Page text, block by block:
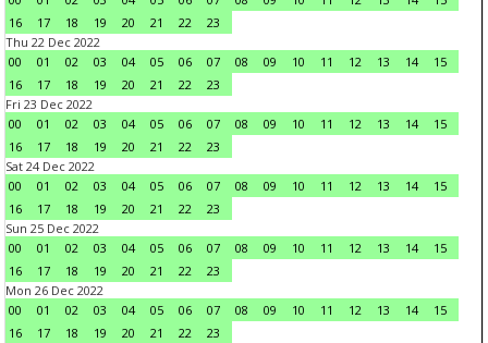
16
17 18 19 20 21 22
23
Thu 22 Dec 2022
00
01 02 03 04 05 06 07 08 09 10 11 12 13 14
15
16
17 18 19 20 21 22
23
Fri 23 Dec 2022
00
01 02 03 04 05 06 07 08 09 10 11 12 13 14
15
16
17 18 19 20 21 22
23
Sat 24 Dec 2022
00
01 02 03 04 05 06 07 08 09 10 11 12 13 14
15
16
17 18 19 20 21 22
23
Sun 25 Dec 2022
00
01 02 03 04 05 06 07 08 09 10 11 12 13 14
15
16
17 18 19 20 21 22
23
Mon 26 Dec 2022
00
01 02 03 04 05 06 07 08 09 10 11 12 13 14
15
16
17 18 19 20 21 22
23